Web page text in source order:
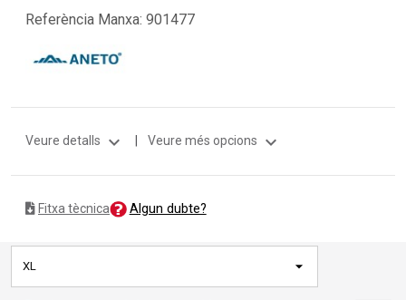
Referència Manxa: 901477
Veure detalls expand_more Veure més opcions expand_more
Fitxa tècnica Algun dubte?
XL